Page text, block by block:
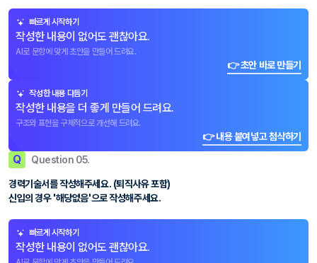
빠르게 시작하기
작성한 내용이 없어도 괜찮아요.
AI로 문항에 맞게 초안을 만들어 드려요.
👉 초안 바로 만들기
작성한 내용 다듬기
작성한 내용을 더 좋게 만들어 드려요.
구조와 표현을 구체적으로 개선해 드려요.
👉 내용 붙여넣고 첨삭하기
Q Question 05.
경력기술서를 작성해주세요. (퇴직사유 포함)
신입의 경우 '해당없음'으로 작성해주세요.
빠르게 시작하기
작성한 내용이 없어도 괜찮아요.